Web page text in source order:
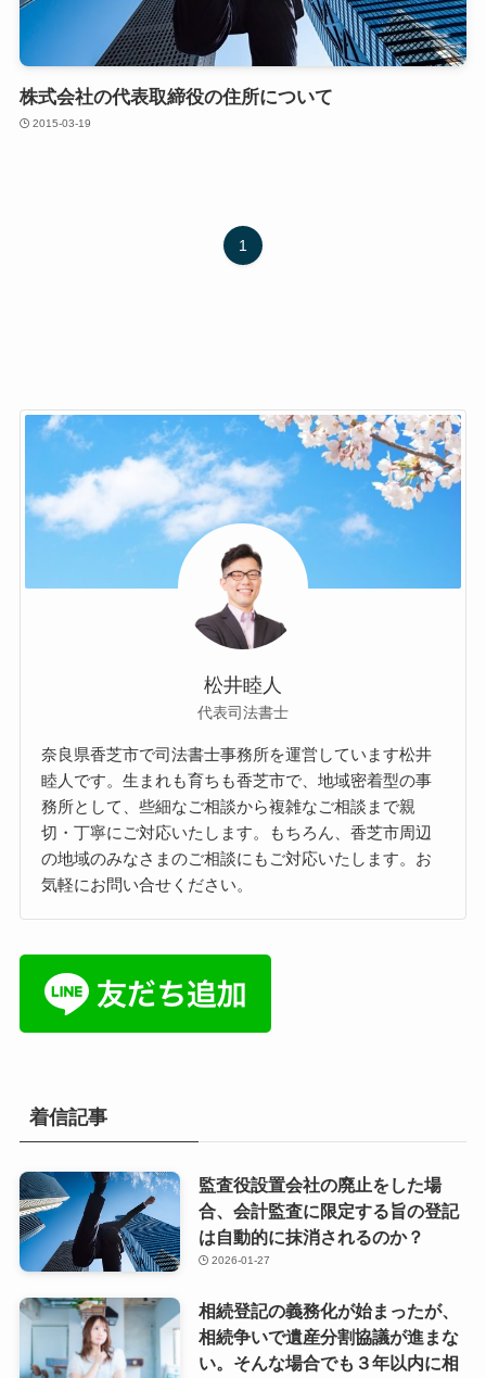
株式会社の代表取締役の住所について
2015-03-19
1
松井睦人
代表司法書士
奈良県香芝市で司法書士事務所を運営しています松井
睦人です。生まれも育ちも香芝市で、地域密着型の事
務所として、些細なご相談から複雑なご相談まで親
切・丁寧にご対応いたします。もちろん、香芝市周辺
の地域のみなさまのご相談にもご対応いたします。お
気軽にお問い合せください。
着信記事
監査役設置会社の廃止をした場
合、会計監査に限定する旨の登記
は自動的に抹消されるのか？
2026-01-27
相続登記の義務化が始まったが、
相続争いで遺産分割協議が進まな
い。そんな場合でも３年以内に相